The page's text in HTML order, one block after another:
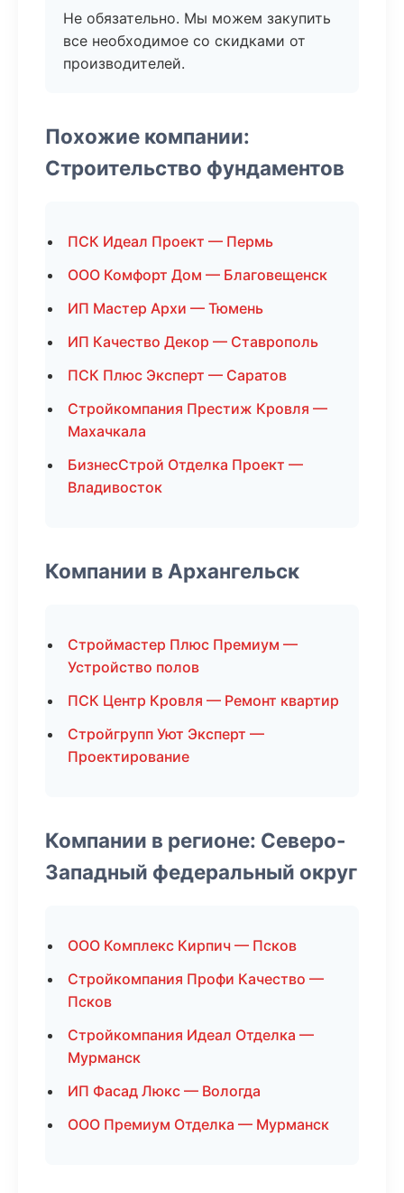
Не обязательно. Мы можем закупить
все необходимое со скидками от
производителей.
Похожие компании:
Строительство фундаментов
ПСК Идеал Проект — Пермь
ООО Комфорт Дом — Благовещенск
ИП Мастер Архи — Тюмень
ИП Качество Декор — Ставрополь
ПСК Плюс Эксперт — Саратов
Стройкомпания Престиж Кровля —
Махачкала
БизнесСтрой Отделка Проект —
Владивосток
Компании в Архангельск
Строймастер Плюс Премиум —
Устройство полов
ПСК Центр Кровля — Ремонт квартир
Стройгрупп Уют Эксперт —
Проектирование
Компании в регионе: Северо-
Западный федеральный округ
ООО Комплекс Кирпич — Псков
Стройкомпания Профи Качество —
Псков
Стройкомпания Идеал Отделка —
Мурманск
ИП Фасад Люкс — Вологда
ООО Премиум Отделка — Мурманск